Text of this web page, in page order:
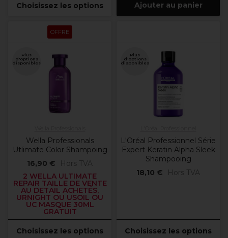
Choisissez les options Ajouter au panier
OFFRE
Plus
d'options
disponibles
Wella Professionals
Utlimate Color Shampoing
16,90 €
Hors TVA
2 WELLA ULTIMATE
REPAIR TAILLE DE VENTE
AU DETAIL ACHETÉS,
URNIGHT OU USOIL OU
UC MASQUE 30ML
GRATUIT
Choisissez les options
Plus
d'options
disponibles
L'Oréal Professionnel Série
Expert Keratin Alpha Sleek
Shampooing
18,10 €
Hors TVA
Choisissez les options